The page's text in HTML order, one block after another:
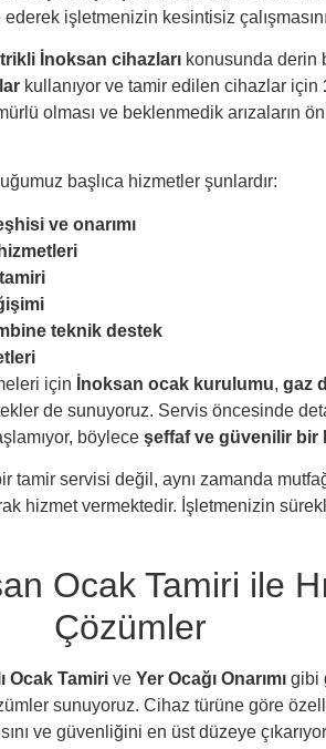
işletmenizin kesintisiz
İnoksan cihazları konusunda derin
kullanıyor ve tamir edilen cihazlar için
olması ve beklenmedik arızaların
başlıca hizmetler şunlardır:
ve onarımı
teknik destek
için İnoksan ocak kurulumu, gaz
de sunuyoruz. Servis öncesinde
böylece şeffaf ve güvenilir bir
tamir servisi değil, aynı zamanda
hizmet vermektedir. İşletmenizin
Ocak Tamiri ile
Çözümler
Ocak Tamiri ve Yer Ocağı Onarımı gibi
sunuyoruz. Cihaz türüne göre
ve güvenliğini en üst düzeye